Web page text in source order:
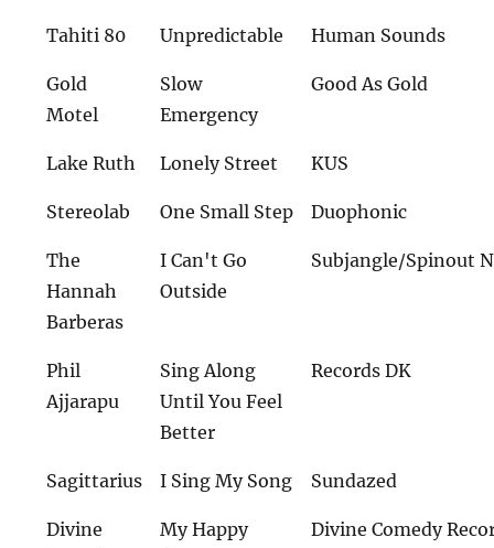
Tahiti 80 Unpredictable Human Sounds
Gold
Motel
Slow
Emergency
Good As Gold
Lake Ruth Lonely Street KUS
Stereolab One Small Step Duophonic
The
Hannah
Barberas
I Can't Go
Outside
Subjangle/Spinout
Phil
Ajjarapu
Sing Along
Until You Feel
Better
Records DK
Sagittarius I Sing My Song Sundazed
Divine
My Happy
Divine Comedy